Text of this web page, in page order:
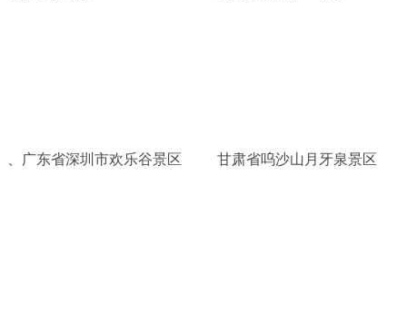
、广东省深圳市欢乐谷景区 甘肃省呜沙山月牙泉景区